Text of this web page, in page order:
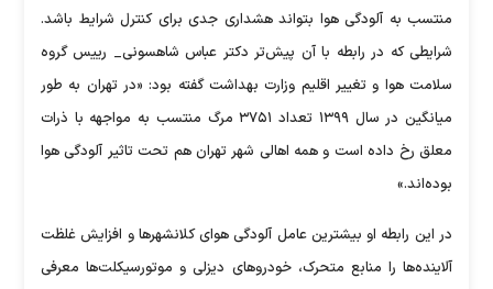
منتسب به آلودگی هوا بتواند هشداری جدی برای کنترل شرایط باشد.
شرایطی که در رابطه با آن پیش‌تر دکتر عباس شاهسونی_ رییس گروه
سلامت هوا و تغییر اقلیم وزارت بهداشت گفته بود: «در تهران به طور
میانگین در سال ۱۳۹۹ تعداد ۳۷۵۱ مرگ منتسب به مواجهه با ذرات
معلق رخ داده است و همه اهالی شهر تهران هم تحت تاثیر آلودگی هوا
بوده‌اند.»
در این رابطه او بیشترین عامل آلودگی هوای کلانشهر‌ها و افزایش غلظت
آلاینده‌ها را منابع متحرک، خودرو‌های دیزلی و موتورسیکلت‌ها معرفی